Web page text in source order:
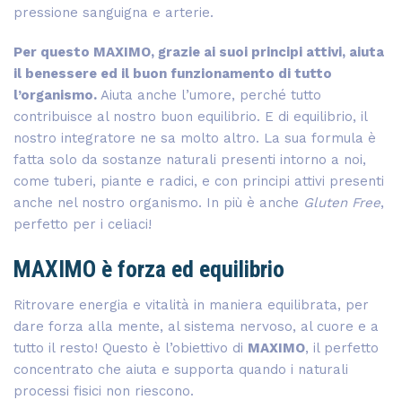
pressione sanguigna e arterie.
Per questo MAXIMO, grazie ai suoi principi attivi, aiuta
il benessere ed il buon funzionamento di tutto
l’organismo. Aiuta anche l’umore, perché tutto
contribuisce al nostro buon equilibrio. E di equilibrio, il
nostro integratore ne sa molto altro. La sua formula è
fatta solo da sostanze naturali presenti intorno a noi,
come tuberi, piante e radici, e con principi attivi presenti
anche nel nostro organismo. In più è anche Gluten Free,
perfetto per i celiaci!
MAXIMO è forza ed equilibrio
Ritrovare energia e vitalità in maniera equilibrata, per
dare forza alla mente, al sistema nervoso, al cuore e a
tutto il resto! Questo è l’obiettivo di MAXIMO, il perfetto
concentrato che aiuta e supporta quando i naturali
processi fisici non riescono.